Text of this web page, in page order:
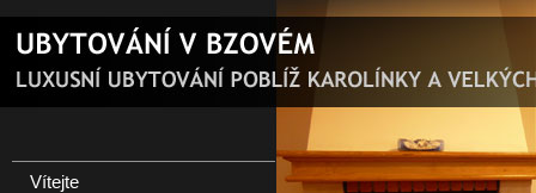
Vítejte